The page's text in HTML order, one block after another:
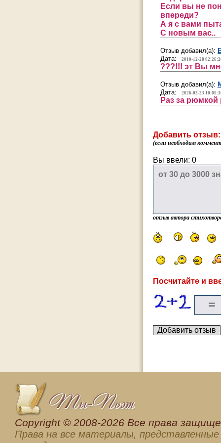
Если вы не
впереди?
А я с вами
С новым вас..
Отзыв добавил(а):
Дата:
2010-12-28
???!!! эт Вы
Отзыв добавил(а):
Дата:
2026-03-23
Раз за рюмкой
Добавить отзыв:
(если необходим
Вы ввели: 0
отзыв автора
Посчитайте и
Сopyright © 2008-2026 Все права
Права на все материалы, представленные